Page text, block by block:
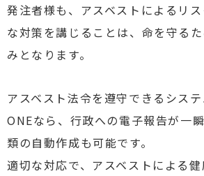
発注者様も、アスベストによるリ
な対策を講じることは、命を守るた
みとなります。
アスベスト法令を遵守できるシス
ONEなら、行政への電子報告が一
類の自動作成も可能です。
適切な対応で、アスベストによる